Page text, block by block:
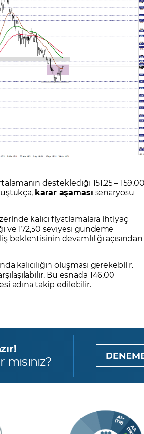
desteklediği 151,25 – 159,00
karar aşaması senaryosu
kalıcı fiyatlamalara ihtiyaç
ve 172,50 seviyesi gündeme
beklentisinin devamlılığı açısından
kalıcılığın oluşması gerekebilir.
Bu esnada 146,00
adına takip edilebilir.